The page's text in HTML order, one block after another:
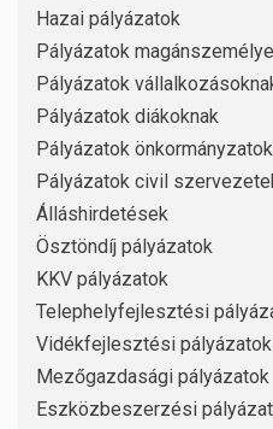
Hazai pályázatok
Pályázatok
Pályázatok
Pályázatok diákoknak
Pályázatok
Pályázatok civil
Álláshirdetések
Ösztöndíj pályázatok
KKV pályázatok
Telephelyfejlesztési
Vidékfejlesztési pályázatok
Mezőgazdasági pályázatok
Eszközbeszerzési